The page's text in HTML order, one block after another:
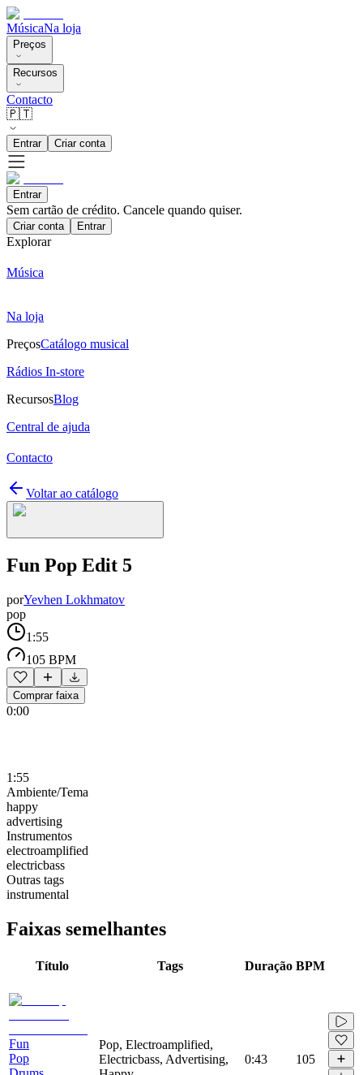
MúsicaNa loja
Preços
Recursos
Contacto
🇵🇹
Entrar Criar conta
Entrar
Sem cartão de crédito. Cancele quando quiser.
Criar conta Entrar
Explorar
Música
Na loja
PreçosCatálogo musical
Rádios In-store
RecursosBlog
Central de ajuda
Contacto
Voltar ao catálogo
Fun Pop Edit 5
porYevhen Lokhmatov
pop
1:55
105 BPM
Comprar faixa
0:00
1:55
Ambiente/Tema
happy
advertising
Instrumentos
electroamplified
electricbass
Outras tags
instrumental
Faixas semelhantes
Título Tags Duração BPM
Fun
Pop
Pop, Electroamplified,
Electricbass, Advertising,
0:43 105